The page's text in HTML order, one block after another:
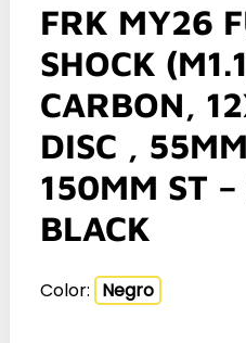
FRK MY26
SHOCK
CARBON,
DISC ,
150MM ST –
BLACK
Color: Negro